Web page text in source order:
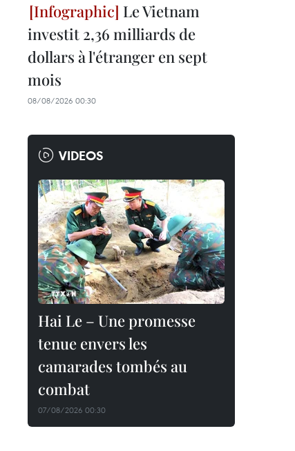
Le Vietnam
investit 2,36 milliards de
dollars à l'étranger en sept
mois
08/08/2026 00:30
VIDEOS
Hai Le – Une promesse
tenue envers les
camarades tombés au
combat
07/08/2026 00:30